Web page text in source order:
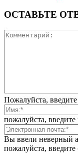
ОСТАВЬТЕ
Пожалуйста,
пожалуйста, введите
Вы ввели неверный
пожалуйста, введите